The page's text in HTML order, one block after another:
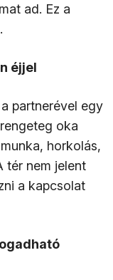
ad. Ez a
éjjel
partnerével egy
oka
horkolás,
tér nem jelent
a kapcsolat